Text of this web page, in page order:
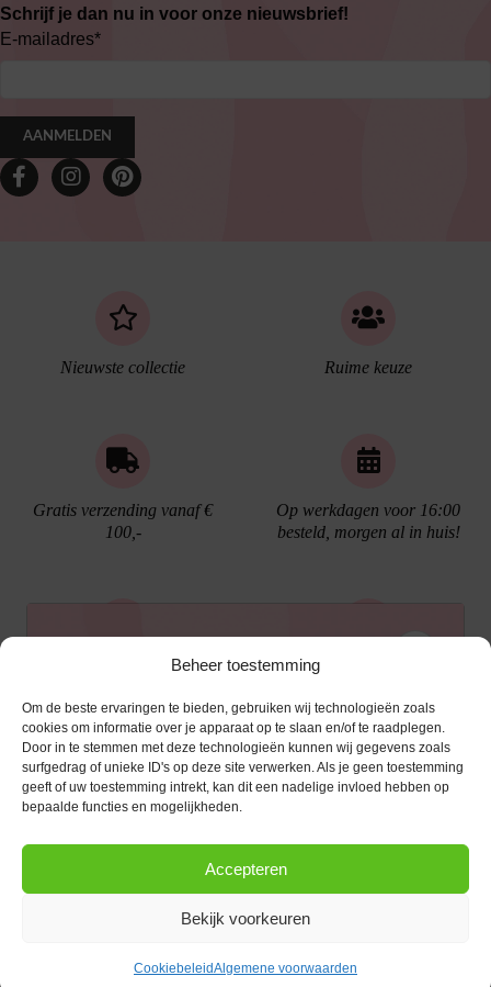
Beheer toestemming
Om de beste ervaringen te bieden, gebruiken wij technologieën zoals
cookies om informatie over je apparaat op te slaan en/of te raadplegen.
Door in te stemmen met deze technologieën kunnen wij gegevens zoals
surfgedrag of unieke ID's op deze site verwerken. Als je geen toestemming
geeft of uw toestemming intrekt, kan dit een nadelige invloed hebben op
bepaalde functies en mogelijkheden.
Accepteren
Bekijk voorkeuren
CookiebeleidAlgemene voorwaarden
Schrijf je dan nu in voor onze nieuwsbrief!
E-mailadres*
AANMELDEN
Nieuwste collectie Ruime keuze
Gratis verzending vanaf €
100,-
Op werkdagen voor 16:00
besteld, morgen al in huis!
Gratis cadeau verpakking
KLANTENSERVICE
Klantenservice
Betaalmogelijkheden
OPENINGSTIJDEN
13:00 - 17:30
Ontvang €10,- korting
Schrijf je in voor de nieuwsbrief en ontvang een
kortingscode van €10,- op je volgende bestelling.
E-mailadres*